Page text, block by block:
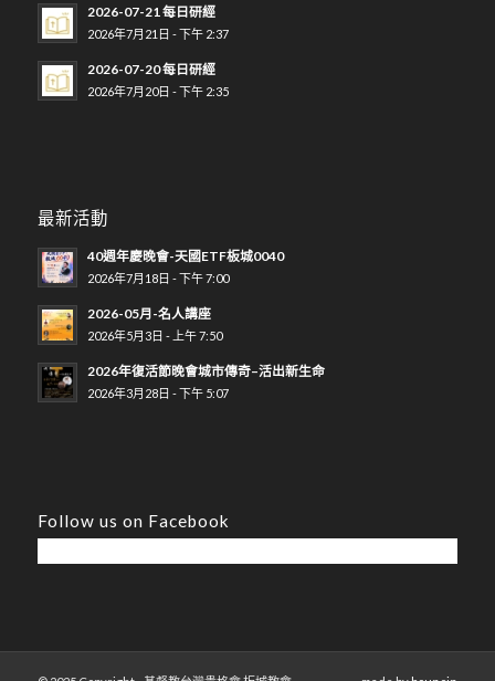
2026-07-21 每日研經
2026年7月21日 - 下午 2:37
2026-07-20 每日研經
2026年7月20日 - 下午 2:35
最新活動
40週年慶晚會-天國ETF板城0040
2026年7月18日 - 下午 7:00
2026-05月-名人講座
2026年5月3日 - 上午 7:50
2026年復活節晚會城市傳奇–活出新生命
2026年3月28日 - 下午 5:07
Follow us on Facebook